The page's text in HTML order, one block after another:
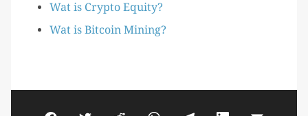
Wat is Crypto Equity?
Wat is Bitcoin Mining?